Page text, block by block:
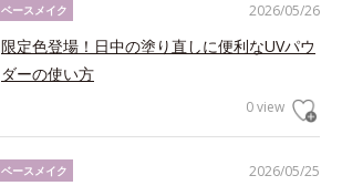
2026/05/26
ベースメイク
限定色登場！日中の塗り直しに便利なUVパウ
ダーの使い方
0 view
2026/05/25
ベースメイク